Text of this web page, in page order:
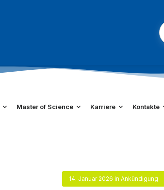
Master of Science Karriere Kontakte
14. Januar 2026 in Ankündigung